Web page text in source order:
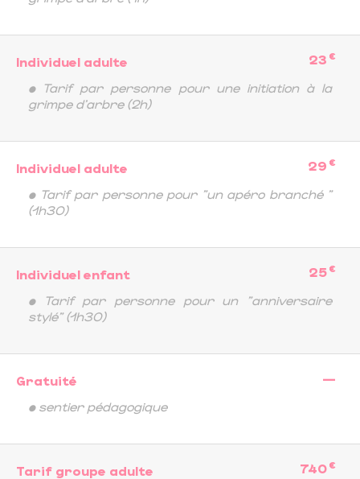
Individuel adulte 23 €
• Tarif par personne pour une initiation à la
grimpe d'arbre (2h)
Individuel adulte 29 €
• Tarif par personne pour "un apéro branché "
(1h30)
Individuel enfant 25 €
• Tarif par personne pour un "anniversaire
stylé" (1h30)
Gratuité
—
• sentier pédagogique
Tarif groupe adulte 740 €